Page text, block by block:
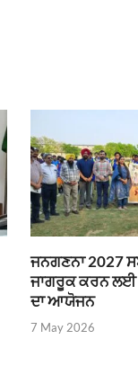
ਜਨਗਣਨਾ 2027
ਜਾਗਰੂਕ ਕਰਨ ਲਈ
ਦਾ ਆਯੋਜਨ
7 May 2026